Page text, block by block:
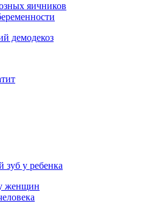
яичников
демодекоз
у ребенка
женщин